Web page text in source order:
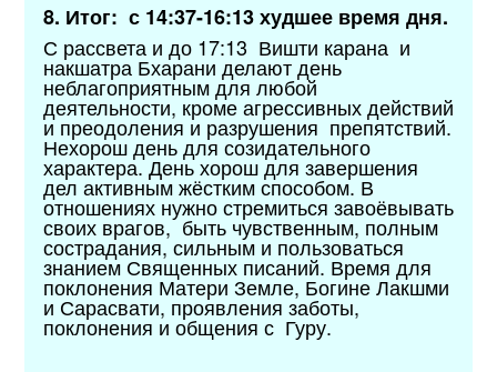
8. Итог: с 14:37-16:13 худшее время дня.
С рассвета и до 17:13 Вишти карана и
накшатра Бхарани делают день
неблагоприятным для любой
деятельности, кроме агрессивных действий
и преодоления и разрушения препятствий.
Нехорош день для созидательного
характера. День хорош для завершения
дел активным жёстким способом. В
отношениях нужно стремиться завоёвывать
своих врагов, быть чувственным, полным
сострадания, сильным и пользоваться
знанием Священных писаний. Время для
поклонения Матери Земле, Богине Лакшми
и Сарасвати, проявления заботы,
поклонения и общения с Гуру.